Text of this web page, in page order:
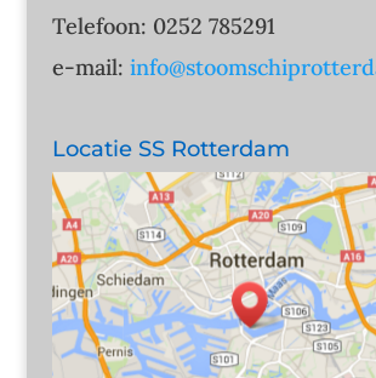
Telefoon: 0252 785291
e-mail:
Locatie SS Rotterdam